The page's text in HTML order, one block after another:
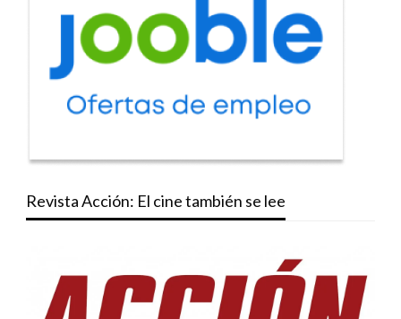
Revista Acción: El cine también se lee